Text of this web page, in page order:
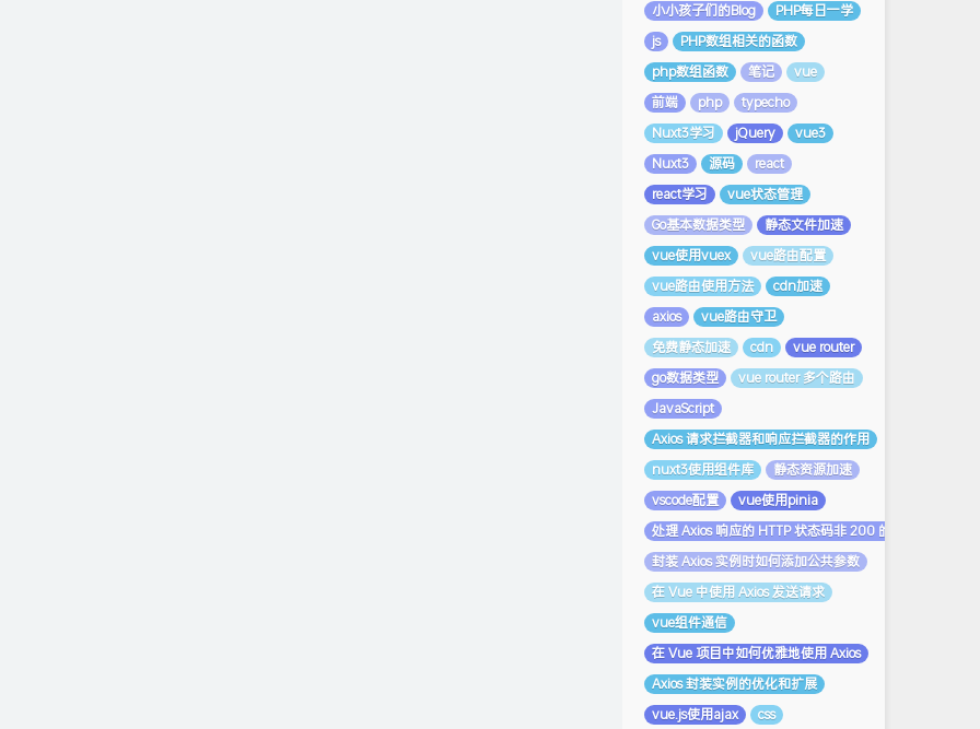
小小孩子们的Blog
PHP每日一学
js
PHP数组相关的函数
php数组函数
笔记
vue
前端
php
typecho
Nuxt3学习
jQuery
vue3
Nuxt3
源码
react
react学习
vue状态管理
Go基本数据类型
静态文件加速
vue使用vuex
vue路由配置
vue路由使用方法
cdn加速
axios
vue路由守卫
免费静态加速
cdn
vue router
go数据类型
vue router 多个路由
JavaScript
Axios 请求拦截器和响应拦截器的作用
nuxt3使用组件库
静态资源加速
vscode配置
vue使用pinia
处理 Axios 响应的 HTTP 状态码非 200 的情况
封装 Axios 实例时如何添加公共参数
在 Vue 中使用 Axios 发送请求
vue组件通信
在 Vue 项目中如何优雅地使用 Axios
Axios 封装实例的优化和扩展
vue.js使用ajax
css